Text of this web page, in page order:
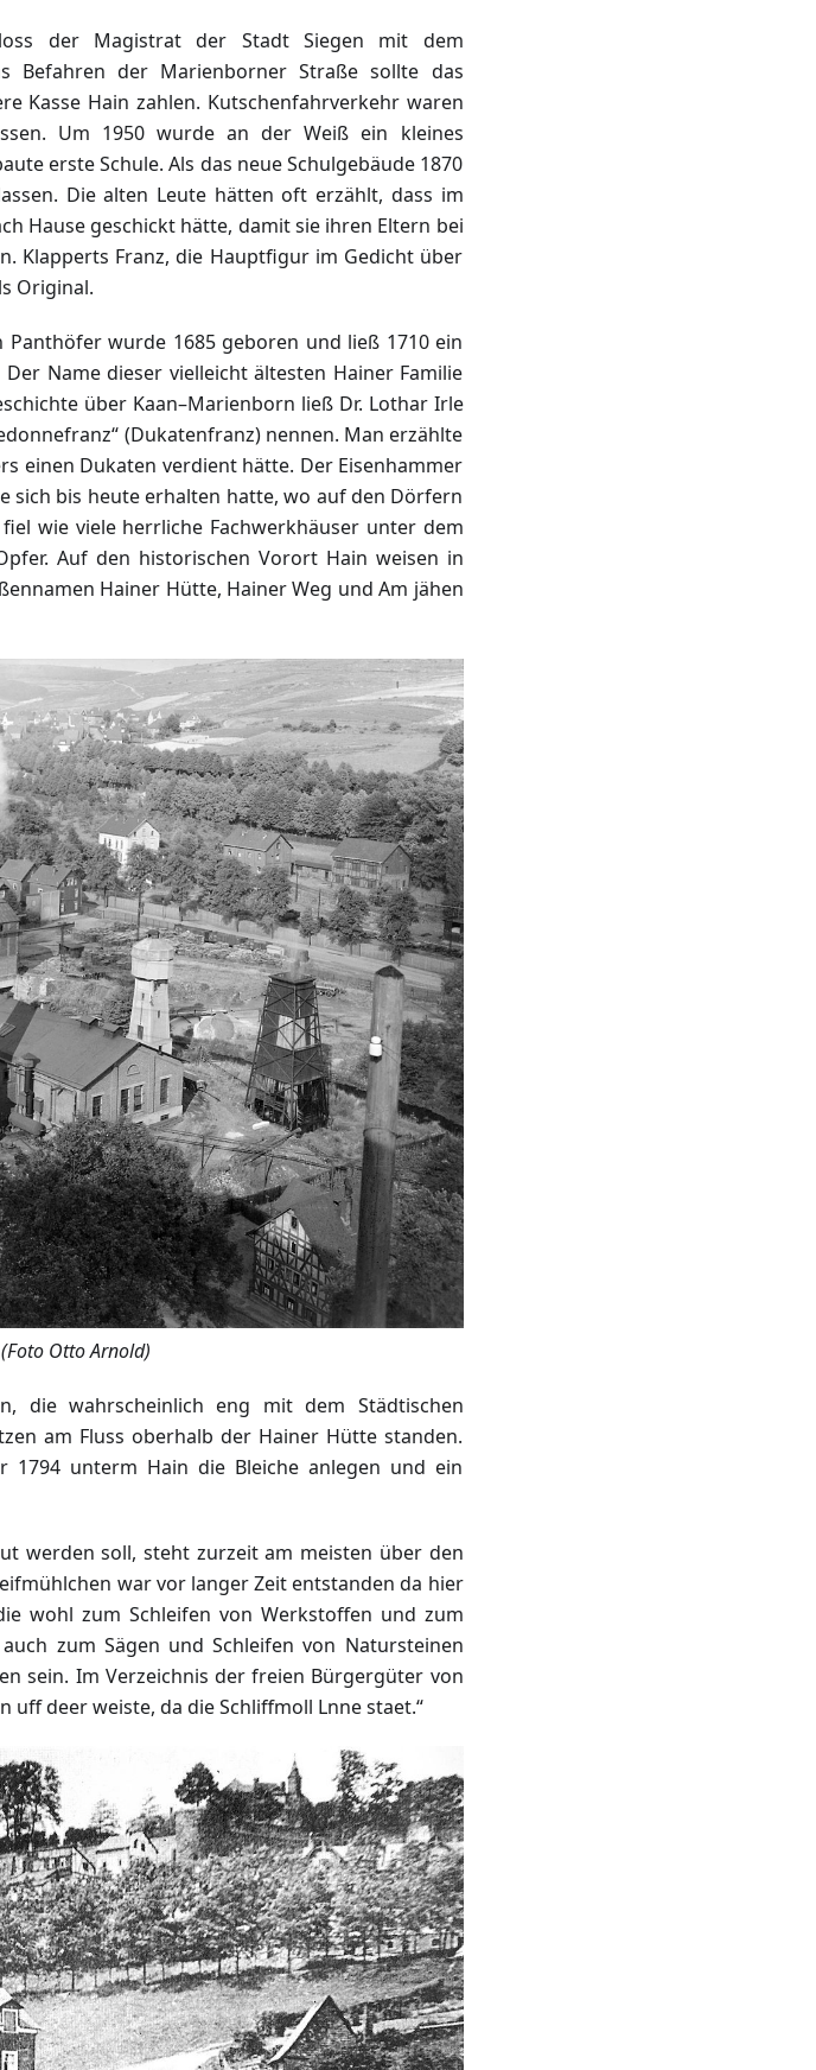
der Magistrat der Stadt Siegen mit dem
Befahren der Marienborner Straße sollte das
Kasse Hain zahlen. Kutschenfahrverkehr waren
Um 1950 wurde an der Weiß ein kleines
erste Schule. Als das neue Schulgebäude 1870
Die alten Leute hätten oft erzählt, dass im
Hause geschickt hätte, damit sie ihren Eltern bei
Klapperts Franz, die Hauptfigur im Gedicht über
Original.
Panthöfer wurde 1685 geboren und ließ 1710 ein
Name dieser vielleicht ältesten Hainer Familie
über Kaan–Marienborn ließ Dr. Lothar Irle
(Dukatenfranz) nennen. Man erzählte
einen Dukaten verdient hätte. Der Eisenhammer
sich bis heute erhalten hatte, wo auf den Dörfern
wie viele herrliche Fachwerkhäuser unter dem
Auf den historischen Vorort Hain weisen in
Hainer Hütte, Hainer Weg und Am jähen
Otto Arnold)
die wahrscheinlich eng mit dem Städtischen
am Fluss oberhalb der Hainer Hütte standen.
1794 unterm Hain die Bleiche anlegen und ein
werden soll, steht zurzeit am meisten über den
war vor langer Zeit entstanden da hier
wohl zum Schleifen von Werkstoffen und zum
zum Sägen und Schleifen von Natursteinen
sein. Im Verzeichnis der freien Bürgergüter von
uff deer weiste, da die Schliffmoll Lnne staet.“